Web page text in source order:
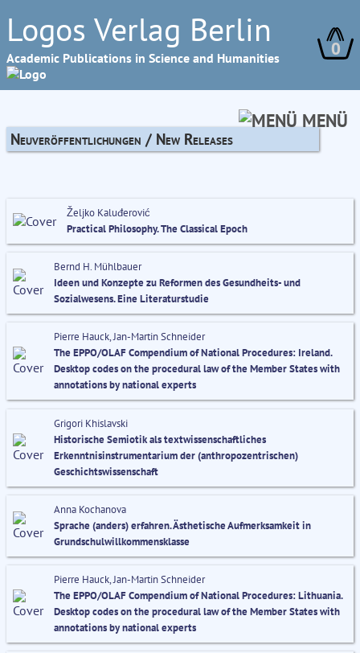
Logos Verlag Berlin
Academic Publications in Science and Humanities 0
MENÜ
Neuveröffentlichungen / New Releases
Željko Kaluđerović
Practical Philosophy. The Classical Epoch
Bernd H. Mühlbauer
Ideen und Konzepte zu Reformen des Gesundheits- und
Sozialwesens. Eine Literaturstudie
Pierre Hauck, Jan-Martin Schneider
The EPPO/OLAF Compendium of National Procedures: Ireland.
Desktop codes on the procedural law of the Member States with
annotations by national experts
Grigori Khislavski
Historische Semiotik als textwissenschaftliches
Erkenntnisinstrumentarium der (anthropozentrischen)
Geschichtswissenschaft
Anna Kochanova
Sprache (anders) erfahren. Ästhetische Aufmerksamkeit in
Grundschulwillkommensklasse
Pierre Hauck, Jan-Martin Schneider
The EPPO/OLAF Compendium of National Procedures: Lithuania.
Desktop codes on the procedural law of the Member States with
annotations by national experts